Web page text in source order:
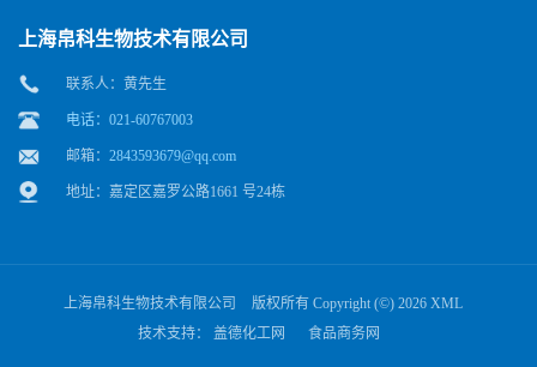
上海帛科生物技术有限公司
联系人：黄先生
电话：021-60767003
邮箱： 2843593679@qq.com
地址：嘉定区嘉罗公路1661 号24栋
上海帛科生物技术有限公司 版权所有 Copyright (©) 2026 XML
技术支持： 盖德化工网 食品商务网